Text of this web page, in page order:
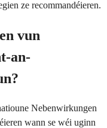
ze recommandéieren.
vun
an-
Nebenwirkungen
wann se wéi uginn